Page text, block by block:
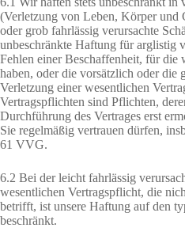
(Verletzung von Leben, Körper und
oder grob fahrlässig verursachte
unbeschränkte Haftung für arglistig
Fehlen einer Beschaffenheit, für die
haben, oder die vorsätzlich oder die
Verletzung einer wesentlichen
Vertragspflichten sind Pflichten,
Durchführung des Vertrages erst
Sie regelmäßig vertrauen dürfen,
61 VVG.
6.2 Bei der leicht fahrlässig
wesentlichen Vertragspflicht, die
betrifft, ist unsere Haftung auf den
beschränkt.